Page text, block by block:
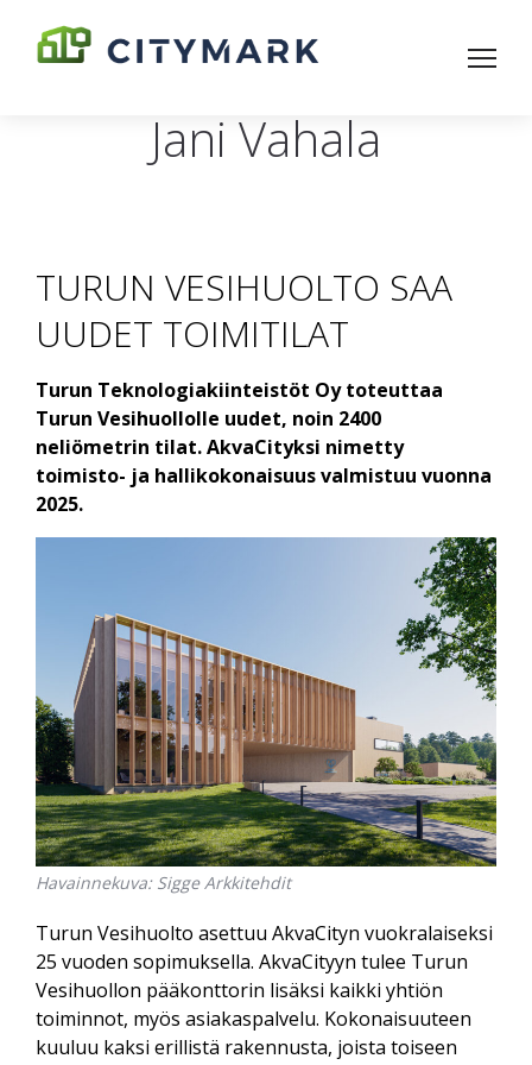
Jani Vahala
TURUN VESIHUOLTO SAA
UUDET TOIMITILAT
Turun Teknologiakiinteistöt Oy toteuttaa
Turun Vesihuollolle uudet, noin 2400
neliömetrin tilat. AkvaCityksi nimetty
toimisto- ja hallikokonaisuus valmistuu vuonna
2025.
Havainnekuva: Sigge Arkkitehdit
Turun Vesihuolto asettuu AkvaCityn vuokralaiseksi
25 vuoden sopimuksella. AkvaCityyn tulee Turun
Vesihuollon pääkonttorin lisäksi kaikki yhtiön
toiminnot, myös asiakaspalvelu. Kokonaisuuteen
kuuluu kaksi erillistä rakennusta, joista toiseen